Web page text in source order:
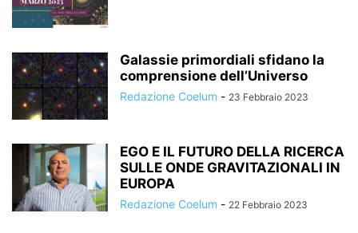
Galassie primordiali sfidano la
comprensione dell’Universo
Redazione Coelum - 23 Febbraio 2023
EGO E IL FUTURO DELLA RICERCA
SULLE ONDE GRAVITAZIONALI IN
EUROPA
Redazione Coelum - 22 Febbraio 2023